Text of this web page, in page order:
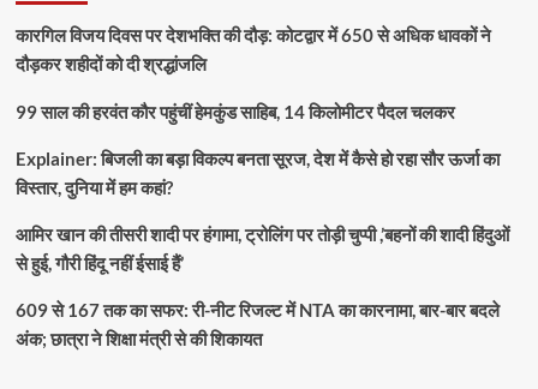
कारगिल विजय दिवस पर देशभक्ति की दौड़: कोटद्वार में 650 से अधिक धावकों ने
दौड़कर शहीदों को दी श्रद्धांजलि
99 साल की हरवंत कौर पहुंचीं हेमकुंड साहिब, 14 किलोमीटर पैदल चलकर
Explainer: बिजली का बड़ा विकल्प बनता सूरज, देश में कैसे हो रहा सौर ऊर्जा का
विस्तार, दुनिया में हम कहां?
आमिर खान की तीसरी शादी पर हंगामा, ट्रोलिंग पर तोड़ी चुप्पी ,’बहनों की शादी हिंदुओं
से हुई, गौरी हिंदू नहीं ईसाई हैं’
609 से 167 तक का सफर: री-नीट रिजल्ट में NTA का कारनामा, बार-बार बदले
अंक; छात्रा ने शिक्षा मंत्री से की शिकायत